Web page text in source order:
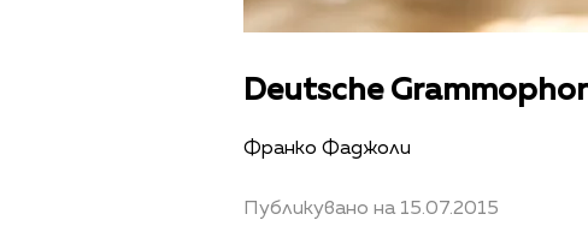
Deutsche
Франко Фаджоли
Публикувано на 15.07.2015